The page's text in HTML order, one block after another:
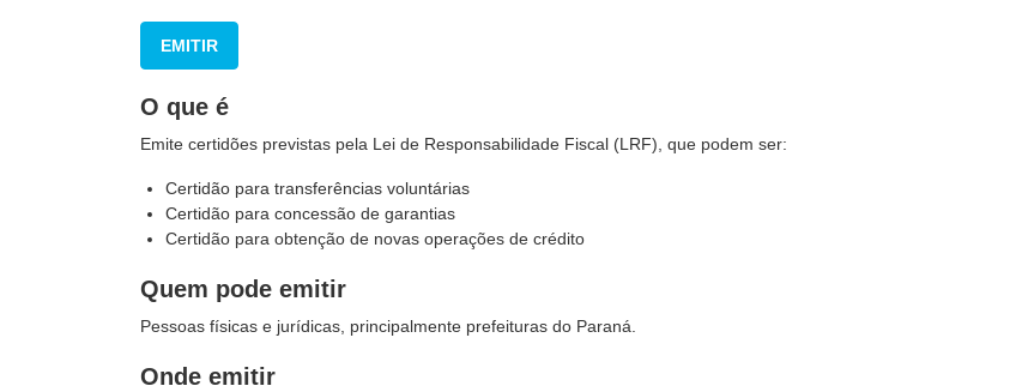
EMITIR
O que é
Emite certidões previstas pela Lei de Responsabilidade Fiscal (LRF), que podem ser:
Certidão para transferências voluntárias
Certidão para concessão de garantias
Certidão para obtenção de novas operações de crédito
Quem pode emitir
Pessoas físicas e jurídicas, principalmente prefeituras do Paraná.
Onde emitir